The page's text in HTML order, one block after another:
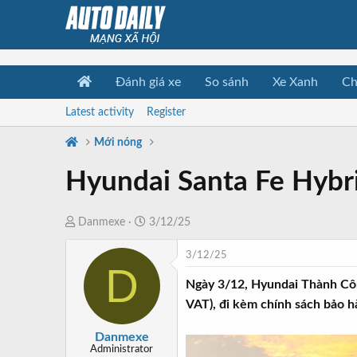
Đánh giá xe So sánh Xe Xanh
Latest activity Register
Mới nóng
Hyundai Santa Fe
T
Danmexe
N
à
ắ
đ
3/12/25
D
Danmexe
Administrator
3/12/25
Ngày 3/12, Hyundai Thành
VAT), đi kèm chính sách bảo